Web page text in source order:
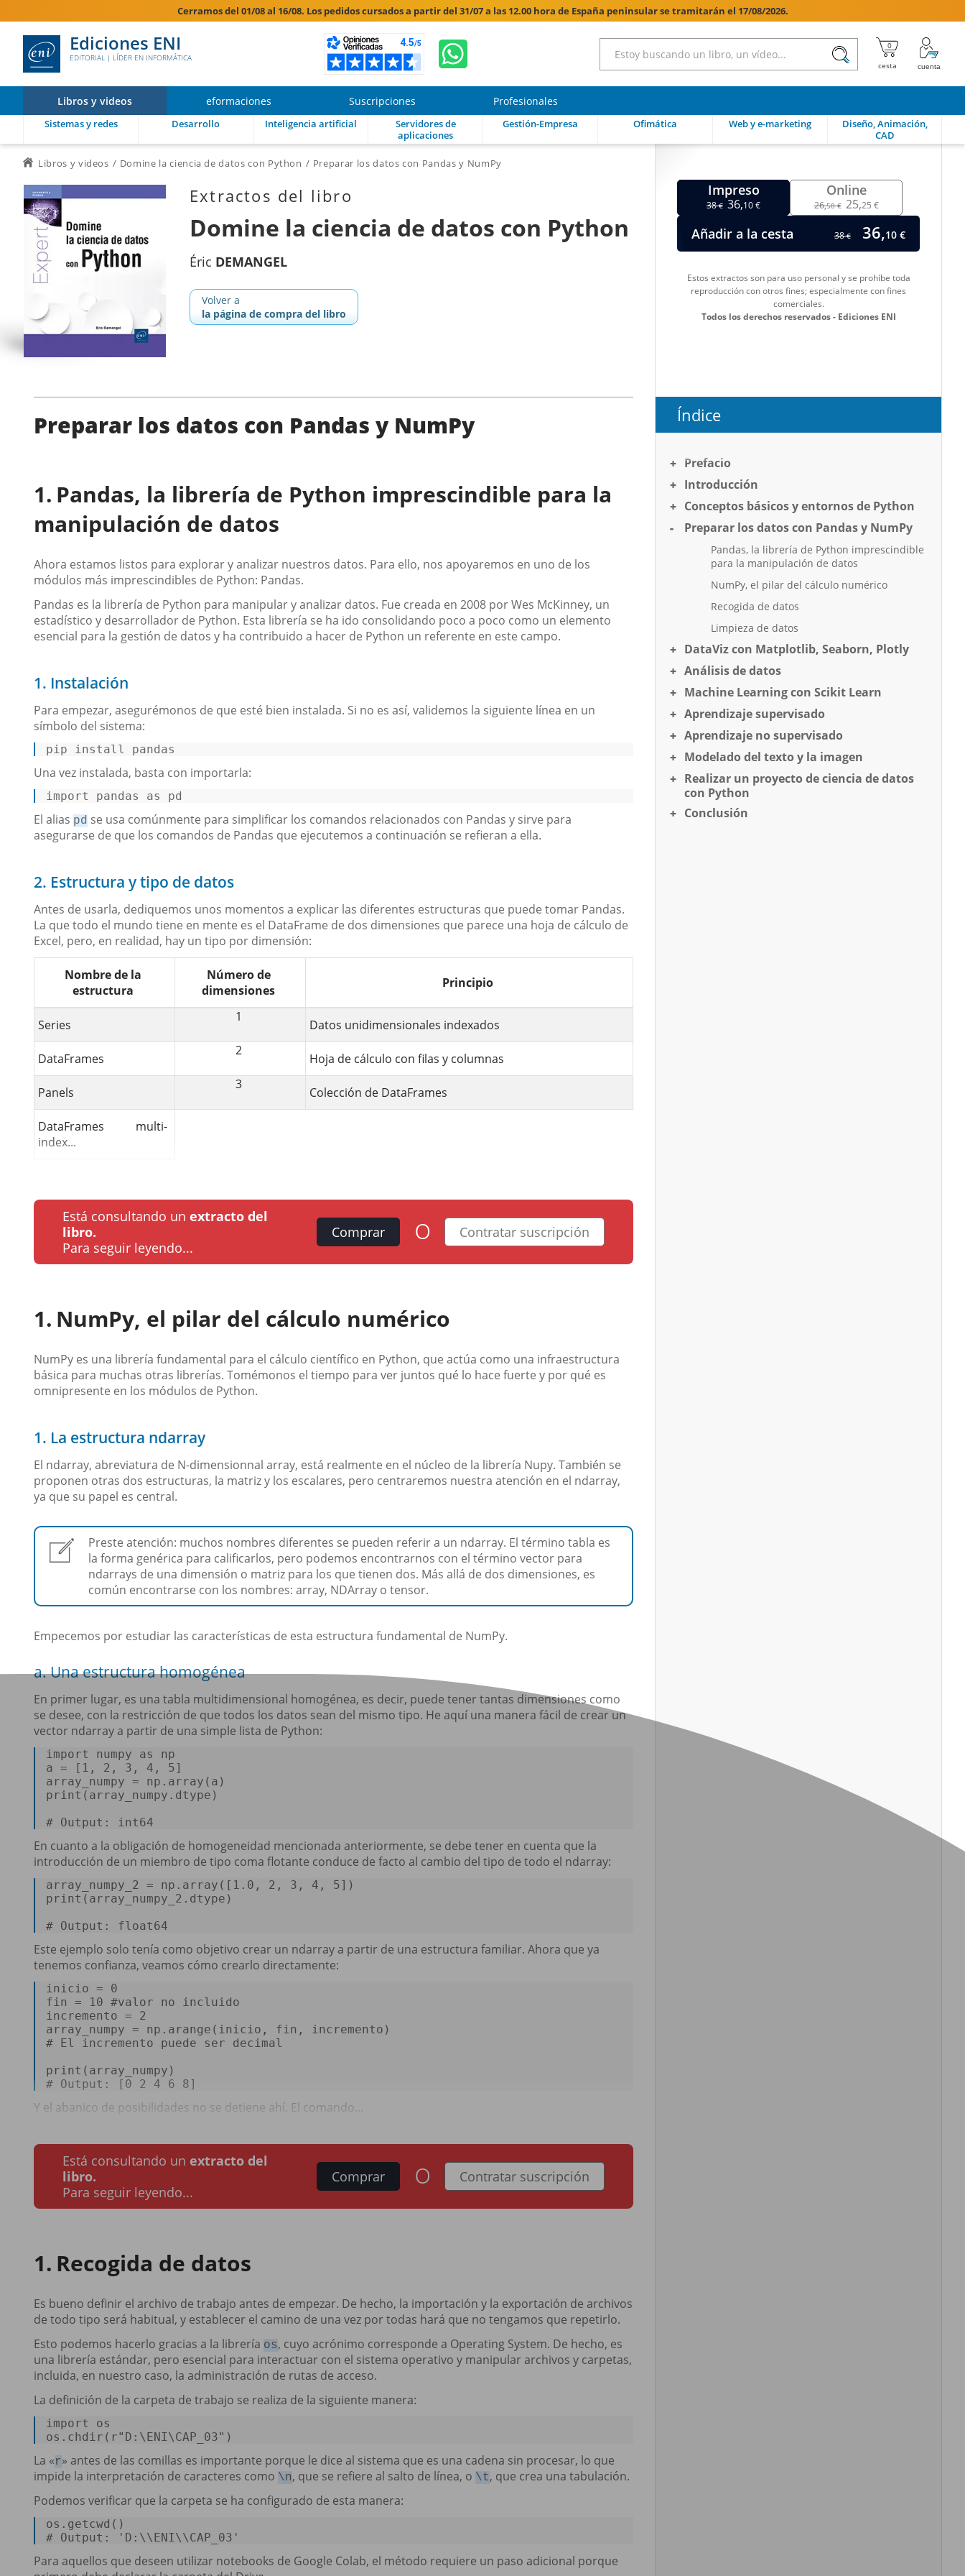
Cerramos del 01/08 al 16/08. Los pedidos cursados a partir del 31/07 a las 12.00 hora de España peninsular se tramitarán el 17/08/2026.
Ediciones ENI
EDITORIAL | LÍDER EN INFORMÁTICA 
Libros y videos eformaciones Suscripciones Profesionales
Sistemas y redes Desarrollo Inteligencia artificial
Servidores de
aplicaciones
Gestión-Empresa Ofimática Web y e-marketing
Diseño, Animación,
CAD
Libros y videos Domine la ciencia de datos con Python Preparar los datos con Pandas y NumPy
Extractos del libro
Domine la ciencia de datos con Python
Éric DEMANGEL
Volver a
la página de compra del libro
Impreso
38€ 36,10 €
Online
26,58 € 25,25 €
Añadir a la cesta 38€ 36,10 €
Estos extractos son para uso personal y se prohíbe toda
reproducción con otros fines; especialmente con fines
comerciales.
Todos los derechos reservados - Ediciones ENI
Preparar los datos con Pandas y NumPy
Pandas, la librería de Python imprescindible para la
manipulación de datos
Ahora estamos listos para explorar y analizar nuestros datos. Para ello, nos apoyaremos en uno de los
módulos más imprescindibles de Python: Pandas.
Pandas es la librería de Python para manipular y analizar datos. Fue creada en 2008 por Wes McKinney, un
estadístico y desarrollador de Python. Esta librería se ha ido consolidando poco a poco como un elemento
esencial para la gestión de datos y ha contribuido a hacer de Python un referente en este campo.
1. Instalación
Para empezar, asegurémonos de que esté bien instalada. Si no es así, validemos la siguiente línea en un
símbolo del sistema:
pip install pandas
Una vez instalada, basta con importarla:
import pandas as pd
El alias pd se usa comúnmente para simplificar los comandos relacionados con Pandas y sirve para
asegurarse de que los comandos de Pandas que ejecutemos a continuación se refieran a ella.
2. Estructura y tipo de datos
Antes de usarla, dediquemos unos momentos a explicar las diferentes estructuras que puede tomar Pandas.
La que todo el mundo tiene en mente es el DataFrame de dos dimensiones que parece una hoja de cálculo de
Excel, pero, en realidad, hay un tipo por dimensión:
Nombre de la
estructura
Número de
dimensiones
Principio
Series
1
Datos unidimensionales indexados
DataFrames
2
Hoja de cálculo con filas y columnas
Panels
3
Colección de DataFrames
DataFrames multi-
index...
Está consultando un extracto del
libro.
Para seguir leyendo...
Comprar o Contratar suscripción
NumPy, el pilar del cálculo numérico
NumPy es una librería fundamental para el cálculo científico en Python, que actúa como una infraestructura
básica para muchas otras librerías. Tomémonos el tiempo para ver juntos qué lo hace fuerte y por qué es
omnipresente en los módulos de Python.
1. La estructura ndarray
El ndarray, abreviatura de N-dimensionnal array, está realmente en el núcleo de la librería Nupy. También se
proponen otras dos estructuras, la matriz y los escalares, pero centraremos nuestra atención en el ndarray,
ya que su papel es central.
Preste atención: muchos nombres diferentes se pueden referir a un ndarray. El término tabla es
la forma genérica para calificarlos, pero podemos encontrarnos con el término vector para
ndarrays de una dimensión o matriz para los que tienen dos. Más allá de dos dimensiones, es
común encontrarse con los nombres: array, NDArray o tensor.
Empecemos por estudiar las características de esta estructura fundamental de NumPy.
a. Una estructura homogénea
En primer lugar, es una tabla multidimensional homogénea, es decir, puede tener tantas dimensiones como
se desee, con la restricción de que todos los datos sean del mismo tipo. He aquí una manera fácil de crear un
vector ndarray a partir de una simple lista de Python:
import numpy as
np
a = [ 1 , 2 , 3 , 4 , 5]
array_numpy = np. array
print (array_numpy.dtype)
# Output: int64
En cuanto a la obligación de homogeneidad mencionada anteriormente, se debe tener en cuenta que la
introducción de un miembro de tipo coma flotante conduce de facto al cambio del tipo de todo el ndarray:
array_numpy_2 = np. array ([ 1.0 , 2 , 3 , 4 , 5
print (array_numpy_2.dtype)
# Output: float64
Este ejemplo solo tenía como objetivo crear un ndarray a partir de una estructura familiar. Ahora que ya
tenemos confianza, veamos cómo crearlo directamente:
inicio = 0
fin = 10 #valor no incluido
incremento = 2
# El incremento puede ser decimal
# Output: [0 2 4 6 8]
Y el abanico de posibilidades no se detiene ahí. El comando...
Está consultando un extracto del
libro.
Para seguir leyendo...
Comprar o Contratar suscripción
Recogida de datos
Es bueno definir el archivo de trabajo antes de empezar. De hecho, la importación y la exportación de archivos
de todo tipo será habitual, y establecer el camino de una vez por todas hará que no tengamos que repetirlo.
Esto podemos hacerlo gracias a la librería os, cuyo acrónimo corresponde a Operating System. De hecho, es
una librería estándar, pero esencial para interactuar con el sistema operativo y manipular archivos y carpetas,
incluida, en nuestro caso, la administración de rutas de acceso.
La definición de la carpeta de trabajo se realiza de la siguiente manera:
import
os
os.chdir( r"D:\ENI\CAP_03" )
La «r» antes de las comillas es importante porque le dice al sistema que es una cadena sin procesar, lo que
impide la interpretación de caracteres como \n, que se refiere al salto de línea, o \t, que crea una tabulación.
Podemos verificar que la carpeta se ha configurado de esta manera:
os .getcwd()
# Output:
'D:\\ENI\\CAP_03'
Para aquellos que deseen utilizar notebooks de Google Colab, el método requiere un paso adicional porque
Índice
Prefacio
Introducción
Conceptos básicos y entornos de Python
Preparar los datos con Pandas y NumPy
Pandas, la librería de Python imprescindible
para la manipulación de datos
NumPy, el pilar del cálculo numérico
Recogida de datos
Limpieza de datos
DataViz con Matplotlib, Seaborn, Plotly
Análisis de datos
Machine Learning con Scikit Learn
Aprendizaje supervisado
Aprendizaje no supervisado
Modelado del texto y la imagen
Realizar un proyecto de ciencia de datos
con Python
Conclusión